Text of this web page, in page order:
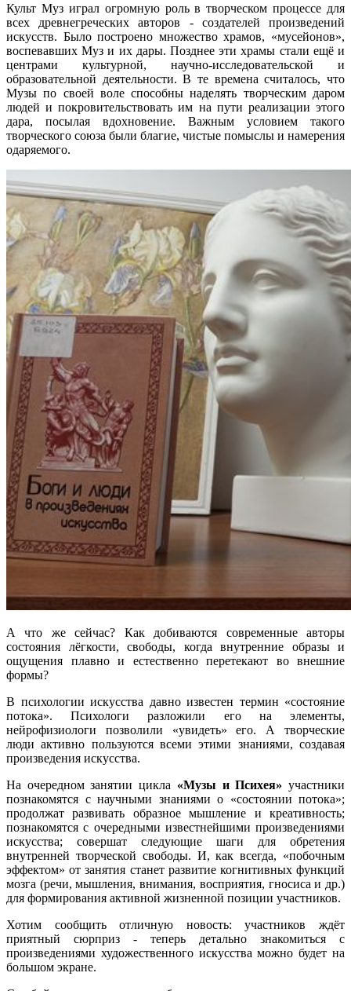
Культ Муз играл огромную роль в творческом процессе для
всех древнегреческих авторов - создателей произведений
искусств. Было построено множество храмов, «мусейонов»,
воспевавших Муз и их дары. Позднее эти храмы стали ещё и
центрами культурной, научно-исследовательской и
образовательной деятельности. В те времена считалось, что
Музы по своей воле способны наделять творческим даром
людей и покровительствовать им на пути реализации этого
дара, посылая вдохновение. Важным условием такого
творческого союза были благие, чистые помыслы и намерения
одаряемого.
А что же сейчас? Как добиваются современные авторы
состояния лёгкости, свободы, когда внутренние образы и
ощущения плавно и естественно перетекают во внешние
формы?
В психологии искусства давно известен термин «состояние
потока». Психологи разложили его на элементы,
нейрофизиологи позволили «увидеть» его. А творческие
люди активно пользуются всеми этими знаниями, создавая
произведения искусства.
На очередном занятии цикла «Музы и Психея» участники
познакомятся с научными знаниями о «состоянии потока»;
продолжат развивать образное мышление и креативность;
познакомятся с очередными известнейшими произведениями
искусства; совершат следующие шаги для обретения
внутренней творческой свободы. И, как всегда, «побочным
эффектом» от занятия станет развитие когнитивных функций
мозга (речи, мышления, внимания, восприятия, гносиса и др.)
для формирования активной жизненной позиции участников.
Хотим сообщить отличную новость: участников ждёт
приятный сюрприз - теперь детально знакомиться с
произведениями художественного искусства можно будет на
большом экране.